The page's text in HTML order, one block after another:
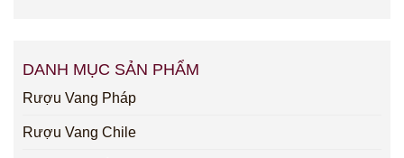
DANH MỤC SẢN PHẨM
Rượu Vang Pháp
Rượu Vang Chile